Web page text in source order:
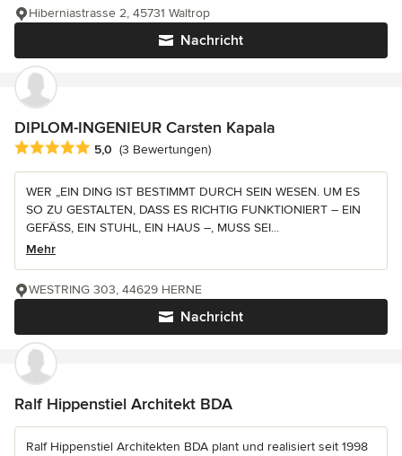
Nachricht
Hiberniastrasse 2, 45731 Waltrop
DIPLOM-INGENIEUR Carsten Kapala
Durchschnittliche Bewertung: 5 von 5 Sternen
5,0 (3 Bewertungen)
WER „EIN DING IST BESTIMMT DURCH SEIN WESEN. UM ES
SO ZU GESTALTEN, DASS ES RICHTIG FUNKTIONIERT – EIN
GEFÄSS, EIN STUHL, EIN HAUS –, MUSS SEI...
Mehr
Nachricht
WESTRING 303, 44629 HERNE
Ralf Hippenstiel Architekt BDA
Ralf Hippenstiel Architekten BDA plant und realisiert seit 1998